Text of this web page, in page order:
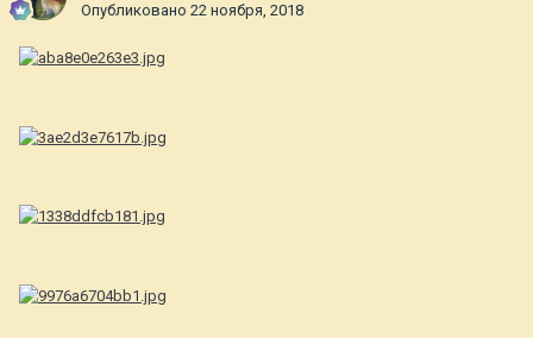
Опубликовано 22 ноября, 2018